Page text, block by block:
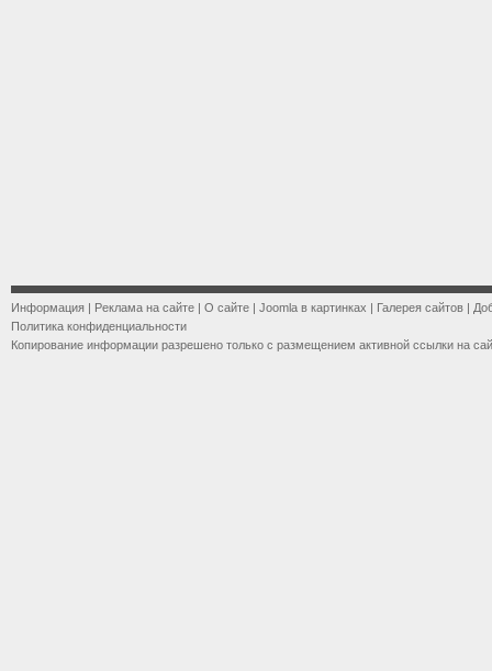
Информация | Реклама на сайте | О сайте | Joomla в картинках | Галерея сайтов |
Политика конфиденциальности
Копирование информации разрешено только с размещением активной ссылки на